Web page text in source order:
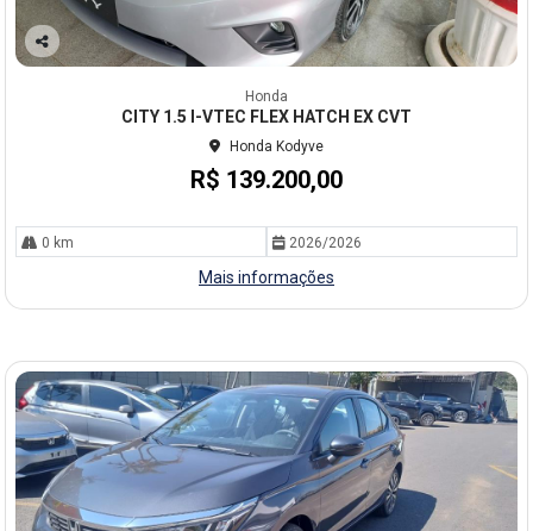
Co
Honda
CITY 1.5 I-VTEC FLEX HATCH EX CVT
Honda Kodyve
R$ 139.200,00
0 km 2026/2026
Mais informações